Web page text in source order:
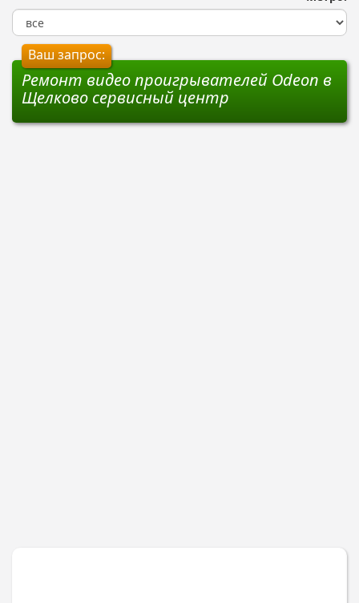
Ваш запрос:
Ремонт видео проигрывателей Odeon в
Щелково сервисный центр